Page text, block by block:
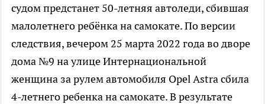
судом предстанет 50-летняя автоледи, сбившая
малолетнего ребёнка на самокате. По версии
следствия, вечером 25 марта 2022 года во дворе
дома №9 на улице Интернациональной
женщина за рулем автомобиля Opel Astra сбила
4-летнего ребенка на самокате. В результате